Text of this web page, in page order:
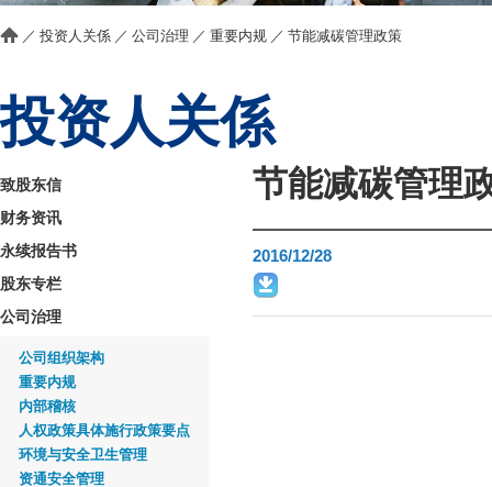
／ 投资人关係 ／ 公司治理 ／ 重要内规 ／ 节能减碳管理政策
投资人关係
致股东信
财务资讯
永续报告书
股东专栏
公司治理
公司组织架构
重要内规
内部稽核
人权政策具体施行政策要点
环境与安全卫生管理
资通安全管理
节能减碳管理
2016/12/28